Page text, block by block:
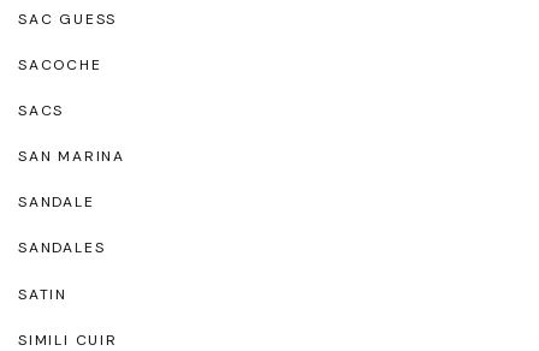
SAC GUESS
SACOCHE
SACS
SAN MARINA
SANDALE
SANDALES
SATIN
SIMILI CUIR